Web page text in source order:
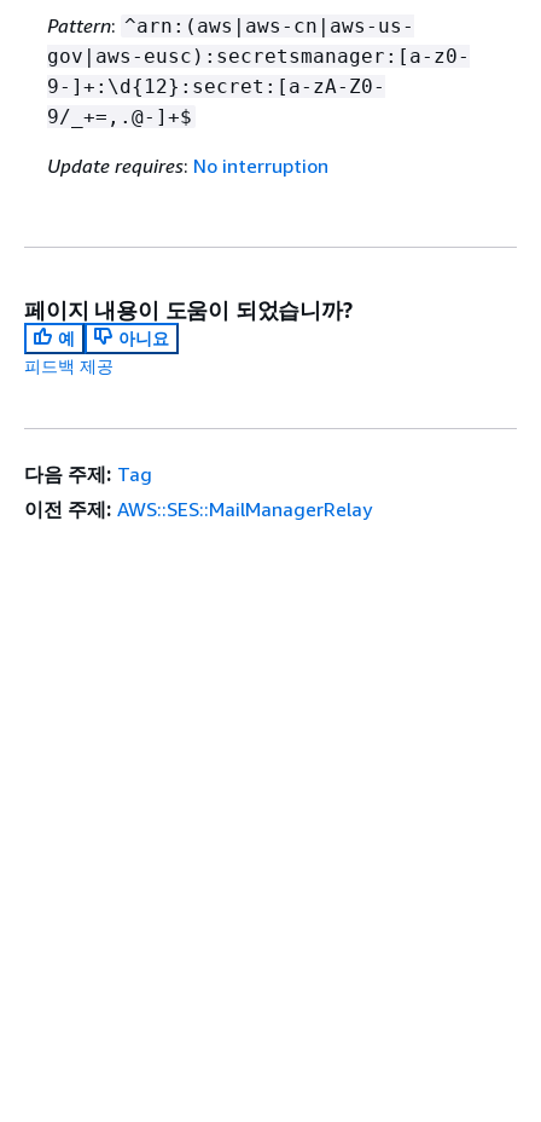
Pattern: ^arn:(aws|aws-cn|aws-us-
gov|aws-eusc):secretsmanager:[a-z0-
9-]+:\d { 12}:secret:[a-zA-Z0-
9/_+=,.@-]+$
Update requires: No interruption
페이지 내용이 도움이 되었습니까?
예
아니요
피드백 제공
다음 주제: Tag
이전 주제: AWS::SES::MailManagerRelay